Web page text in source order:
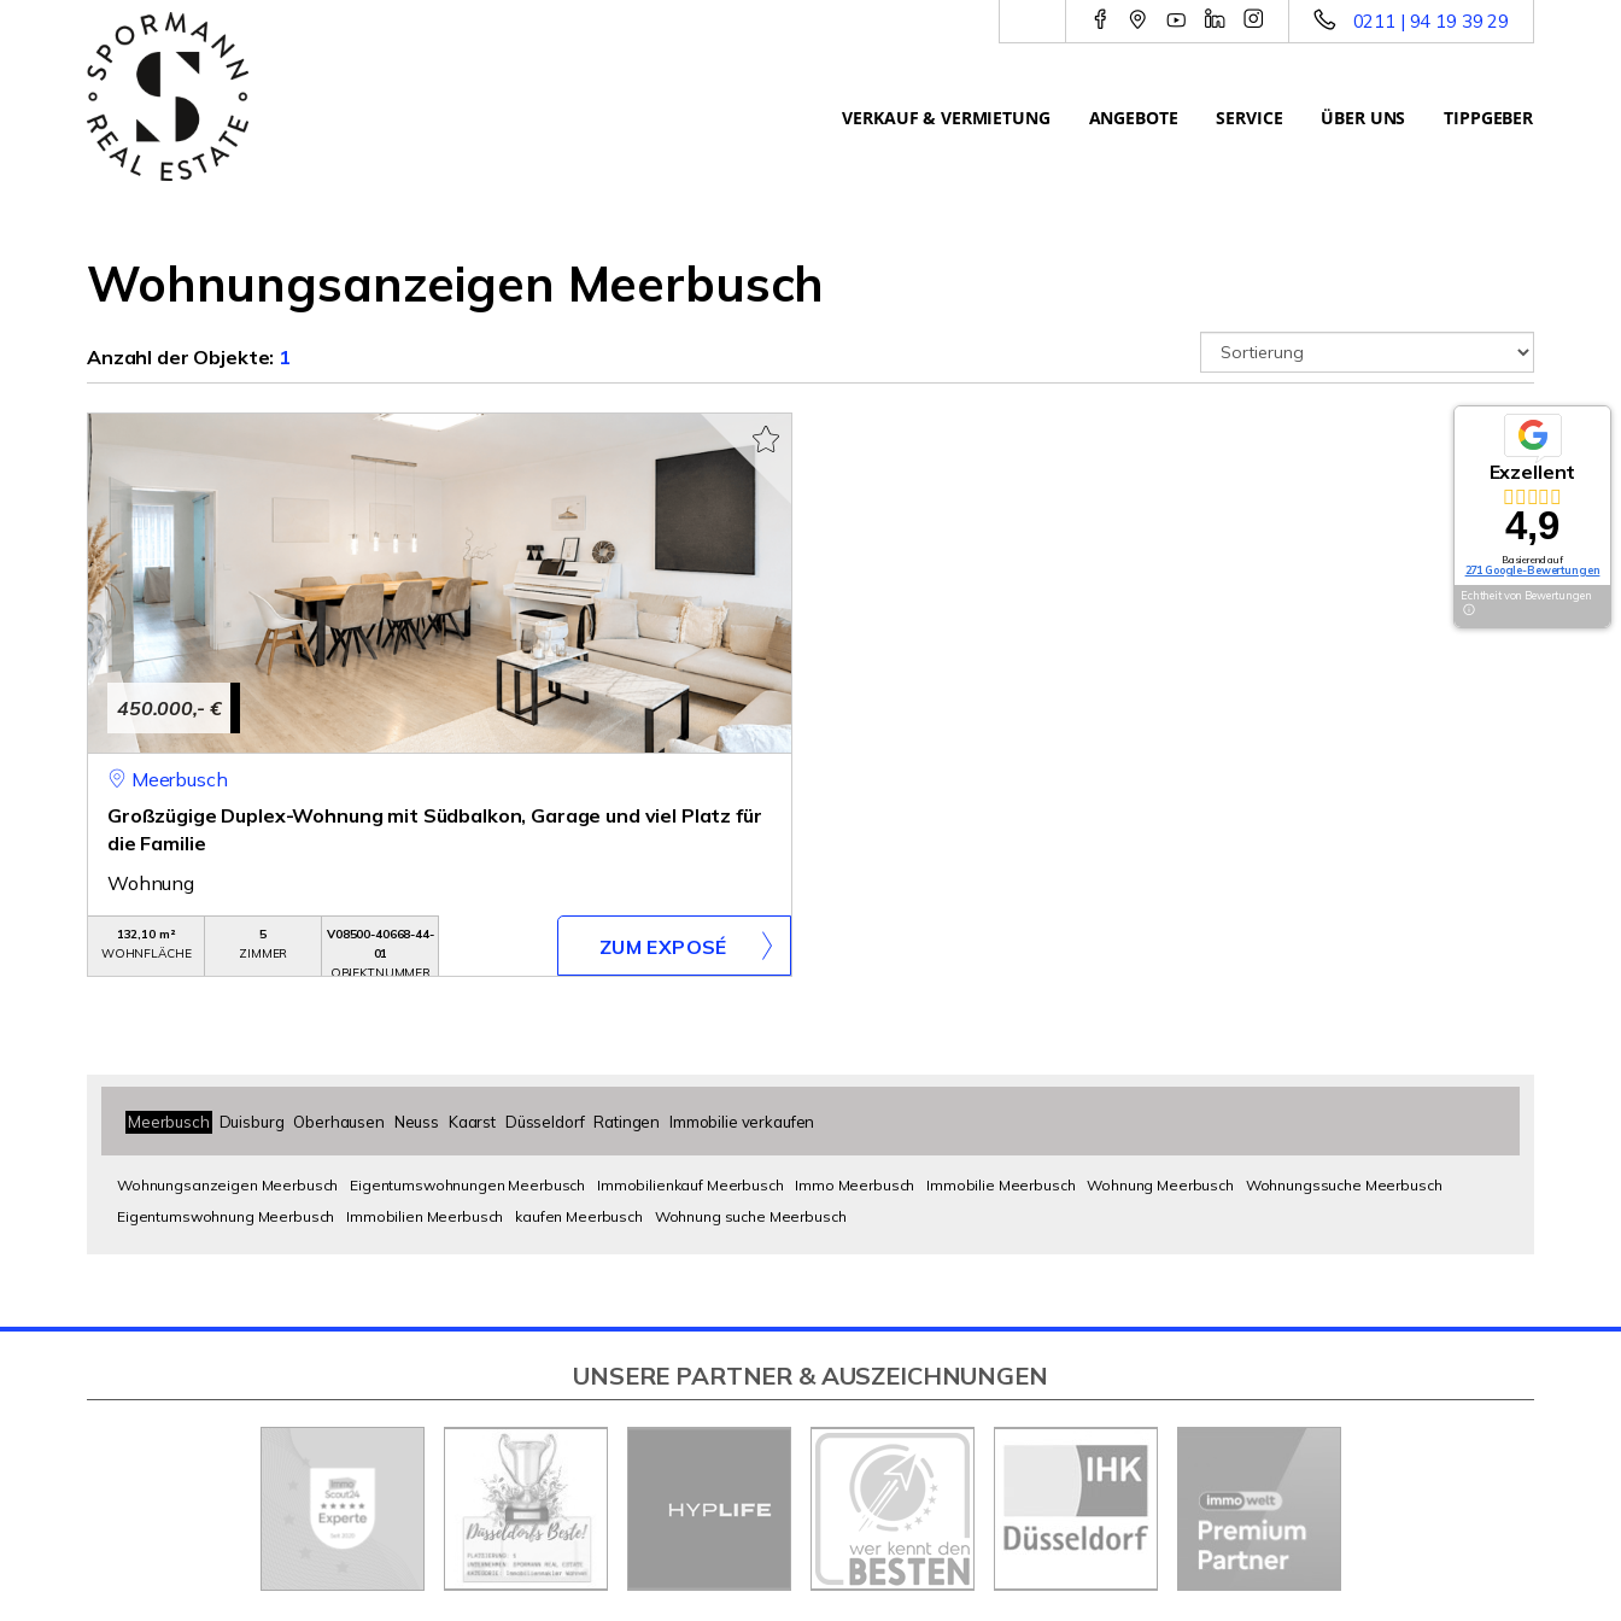
0211 | 94 19 39 29
VERKAUF & VERMIETUNG ANGEBOTE SERVICE ÜBER UNS TIPPGEBER
Wohnungsanzeigen Meerbusch
Anzahl der Objekte: 1
450.000,- €
Meerbusch
Großzügige Duplex-Wohnung mit Südbalkon, Garage und viel Platz für
die Familie
Wohnung
132,10 m²
WOHNFLÄCHE
5
ZIMMER
V08500-40668-44-
01
OBJEKTNUMMER
ZUM EXPOSÉ
Meerbusch Duisburg Oberhausen Neuss Kaarst Düsseldorf Ratingen Immobilie verkaufen
Wohnungsanzeigen Meerbusch Eigentumswohnungen Meerbusch Immobilienkauf Meerbusch Immo Meerbusch Immobilie Meerbusch Wohnung Meerbusch
Wohnungssuche Meerbusch
Eigentumswohnung Meerbusch
Immobilien Meerbusch kaufen Meerbusch Wohnung suche Meerbusch
Exzellent
4,9
Basierend auf
271 Google-Bewertungen
Echtheit von Bewertungen
UNSERE PARTNER & AUSZEICHNUNGEN